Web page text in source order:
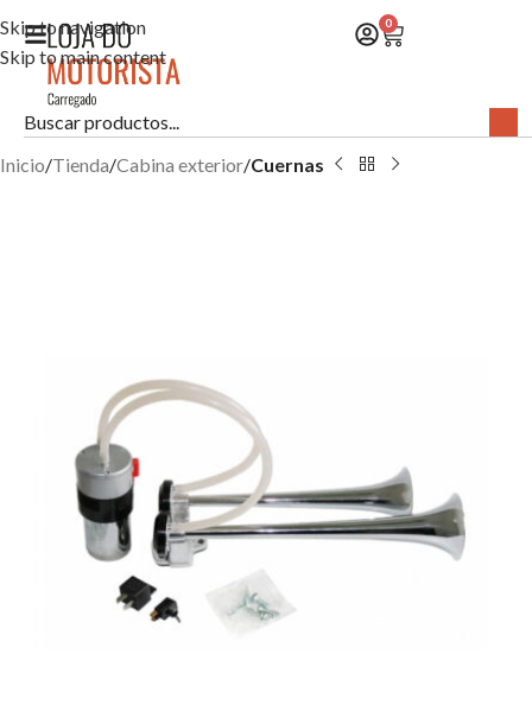
Skip to navigation
Skip to main content
0
Inicio Tienda Cabina exterior Cuernas